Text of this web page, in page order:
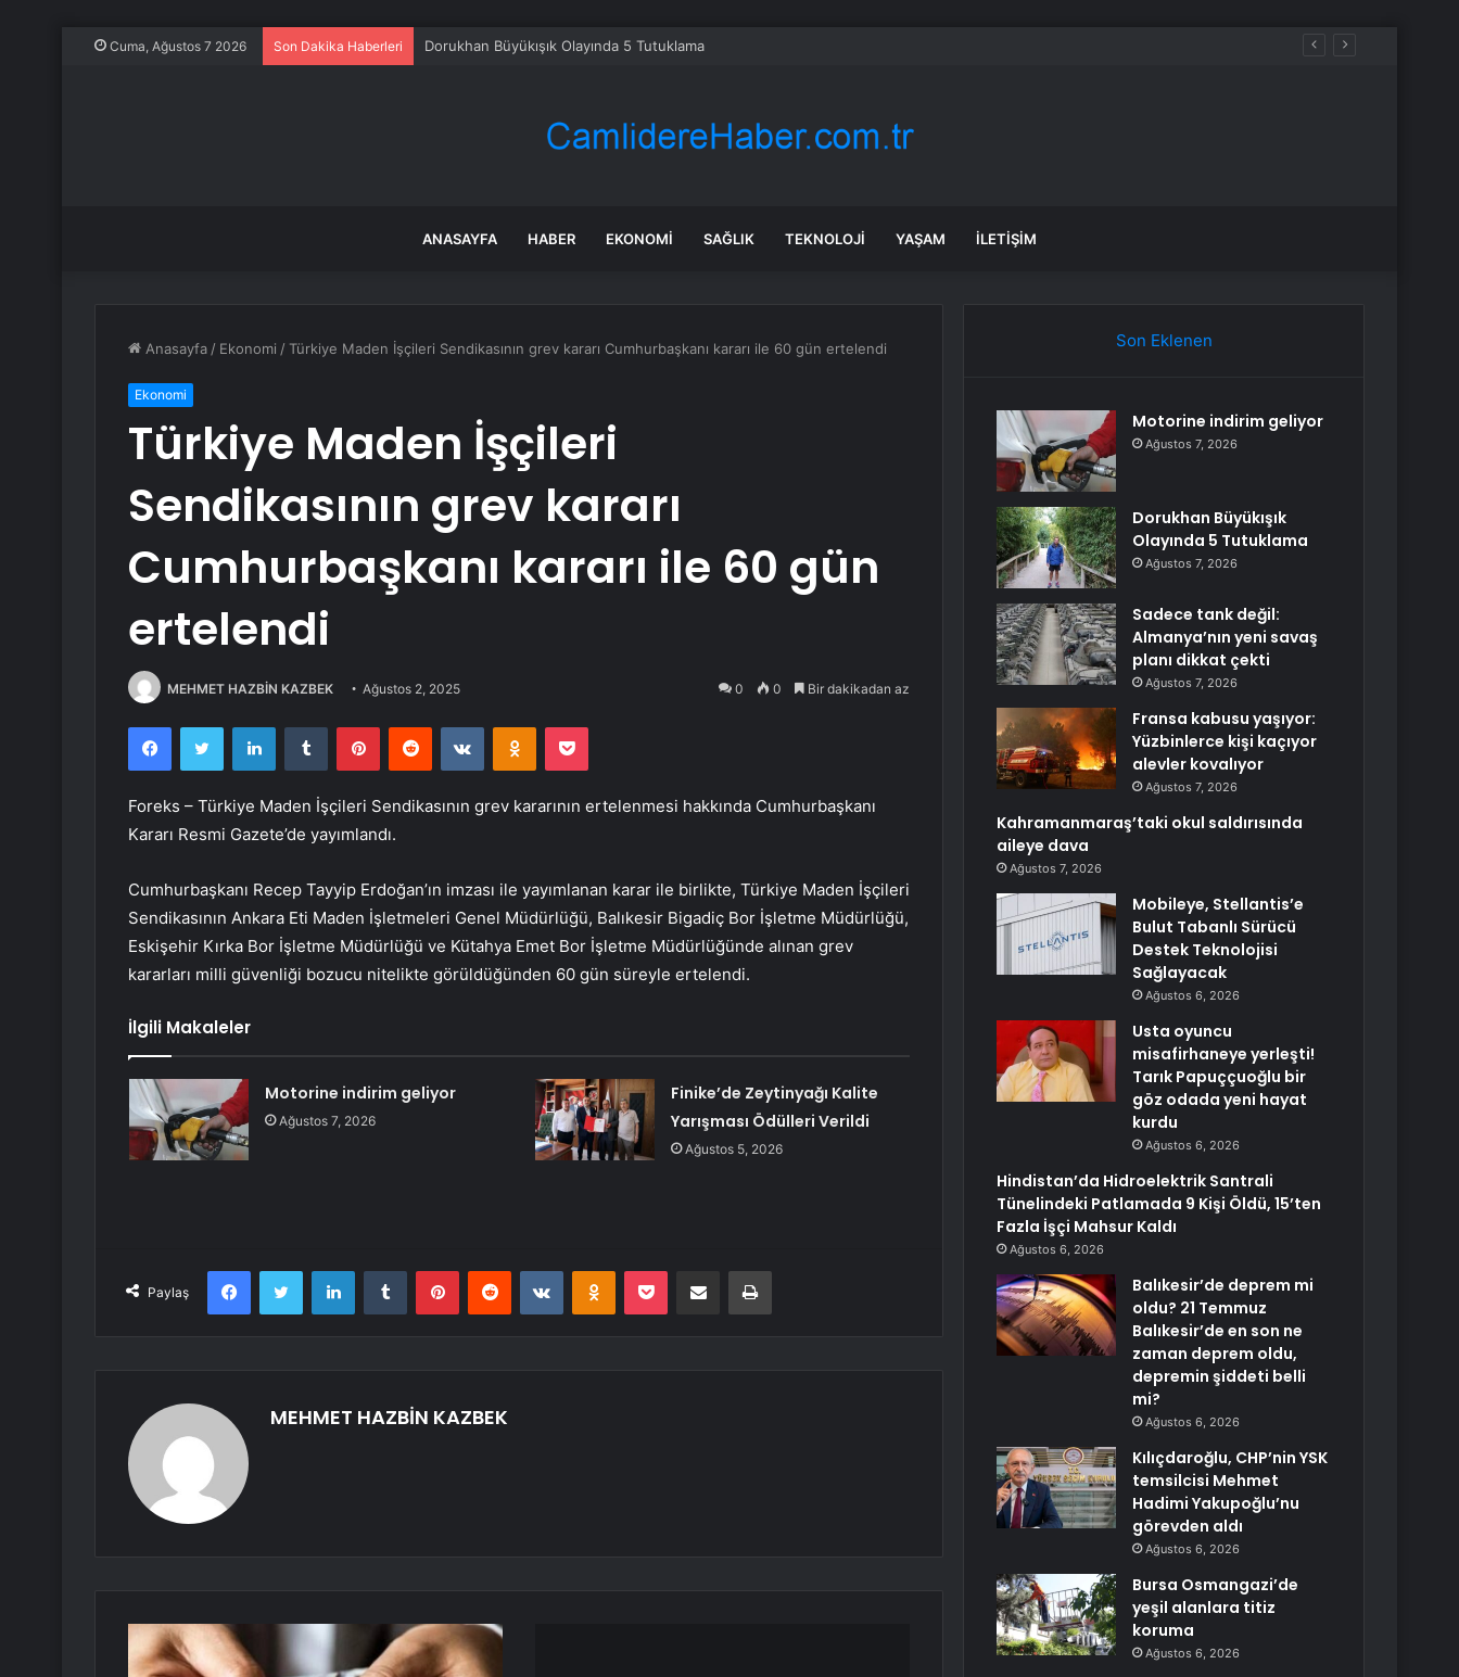
Cuma, Ağustos 7 2026 Son Dakika Haberleri Dorukhan Büyükışık Olayında 5 Tutuklama
ANASAYFA HABER EKONOMI SAĞLIK TEKNOLOJI YAŞAM İLETIŞIM
Anasayfa / Ekonomi /Türkiye Maden İşçileri Sendikasının grev kararı Cumhurbaşkanı kararı ile 60 gün ertelendi
Ekonomi
Türkiye Maden İşçileri
Sendikasının grev kararı
Cumhurbaşkanı kararı ile 60 gün
ertelendi
MEHMET HAZBİN KAZBEK Ağustos 2, 2025 0 0 Bir dakikadan az
FacebookTwitter LinkedInTumblr PinterestReddit VKontakteOdnoklassniki
Pocket
Foreks – Türkiye Maden İşçileri Sendikasının grev kararının ertelenmesi hakkında Cumhurbaşkanı
Kararı Resmi Gazete’de yayımlandı.
Cumhurbaşkanı Recep Tayyip Erdoğan’ın imzası ile yayımlanan karar ile birlikte, Türkiye Maden İşçileri
Sendikasının Ankara Eti Maden İşletmeleri Genel Müdürlüğü, Balıkesir Bigadiç Bor İşletme Müdürlüğü,
Eskişehir Kırka Bor İşletme Müdürlüğü ve Kütahya Emet Bor İşletme Müdürlüğünde alınan grev
kararları milli güvenliği bozucu nitelikte görüldüğünden 60 gün süreyle ertelendi.
İlgili Makaleler
Motorine indirim geliyor
Ağustos 7, 2026
Finike’de Zeytinyağı Kalite
Yarışması Ödülleri Verildi
Ağustos 5, 2026
Paylaş
FacebookTwitter LinkedInTumblr PinterestReddit VKontakteOdnoklassniki
Pocket E-Posta ile paylaş Yazdır
MEHMET HAZBİN KAZBEK
Son Eklenen
Motorine indirim geliyor
Ağustos 7, 2026
Dorukhan Büyükışık
Olayında 5 Tutuklama
Ağustos 7, 2026
Sadece tank değil:
Almanya’nın yeni savaş
planı dikkat çekti
Ağustos 7, 2026
Fransa kabusu yaşıyor:
Yüzbinlerce kişi kaçıyor
alevler kovalıyor
Ağustos 7, 2026
Kahramanmaraş’taki okul saldırısında
aileye dava
Ağustos 7, 2026
Mobileye, Stellantis’e
Bulut Tabanlı Sürücü
Destek Teknolojisi
Sağlayacak
Ağustos 6, 2026
Usta oyuncu
misafirhaneye yerleşti!
Tarık Papuççuoğlu bir
göz odada yeni hayat
kurdu
Ağustos 6, 2026
Hindistan’da Hidroelektrik Santrali
Tünelindeki Patlamada 9 Kişi Öldü, 15’ten
Fazla İşçi Mahsur Kaldı
Ağustos 6, 2026
Balıkesir’de deprem mi
oldu? 21 Temmuz
Balıkesir’de en son ne
zaman deprem oldu,
depremin şiddeti belli
mi?
Ağustos 6, 2026
Kılıçdaroğlu, CHP’nin YSK
temsilcisi Mehmet
Hadimi Yakupoğlu’nu
görevden aldı
Ağustos 6, 2026
Bursa Osmangazi’de
yeşil alanlara titiz
koruma
Ağustos 6, 2026